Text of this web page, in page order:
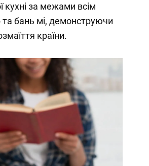
кухні за межами всім
та бань мі, демонструючи
країни.